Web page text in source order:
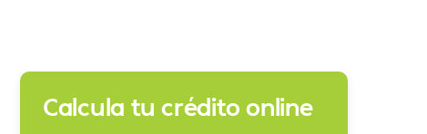
Calcula tu crédito online